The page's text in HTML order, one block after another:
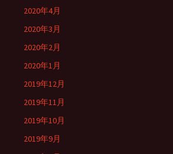
2020年4月
2020年3月
2020年2月
2020年1月
2019年12月
2019年11月
2019年10月
2019年9月